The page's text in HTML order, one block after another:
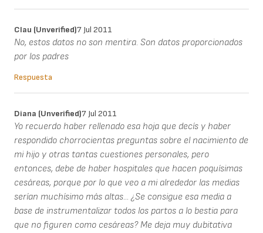
Clau (unverified)7 Jul 2011
No, estos datos no son mentira. Son datos proporcionados
por los padres
Respuesta
Diana (unverified)7 Jul 2011
Yo recuerdo haber rellenado esa hoja que decís y haber
respondido chorrocientas preguntas sobre el nacimiento de
mi hijo y otras tantas cuestiones personales, pero
entonces, debe de haber hospitales que hacen poquísimas
cesáreas, porque por lo que veo a mi alrededor las medias
serían muchísimo más altas... ¿Se consigue esa media a
base de instrumentalizar todos los partos a lo bestia para
que no figuren como cesáreas? Me deja muy dubitativa